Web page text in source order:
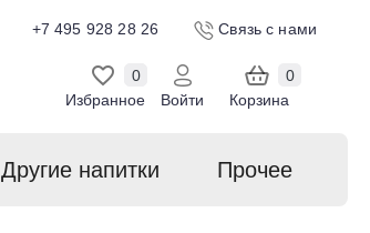
+7 495 928 28 26 Связь с нами
Избранное
0
Войти
Корзина
0
Другие напитки Прочее